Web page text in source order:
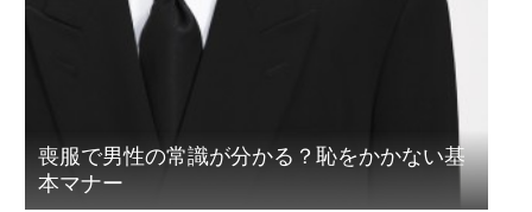
喪服で男性の常識が分かる？恥をかかない基
本マナー